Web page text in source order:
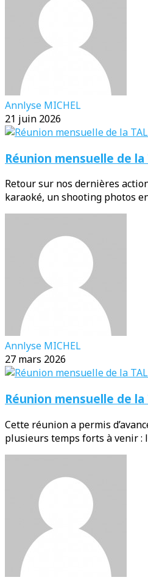
Annlyse MICHEL
21 juin 2026
Réunion mensuelle de la
Retour sur nos dernières
karaoké, un shooting photos
Annlyse MICHEL
27 mars 2026
Réunion mensuelle de la
Cette réunion a permis
plusieurs temps forts à venir :